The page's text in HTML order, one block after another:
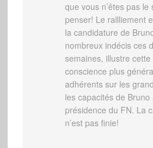
que vous n’êtes pas le
penser! Le rallliement
la candidature de
nombreux indécis ces
semaines, illustre cette
conscience plus
adhérents sur les
les capacités de
présidence du FN. La
n’est pas finie!